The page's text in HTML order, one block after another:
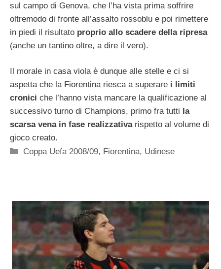
sul campo di Genova, che l’ha vista prima soffrire
oltremodo di fronte all’assalto rossoblu e poi rimettere
in piedi il risultato proprio allo scadere della ripresa
(anche un tantino oltre, a dire il vero).
Il morale in casa viola è dunque alle stelle e ci si
aspetta che la Fiorentina riesca a superare i limiti
cronici che l’hanno vista mancare la qualificazione al
successivo turno di Champions, primo fra tutti la
scarsa vena in fase realizzativarispetto al volume di
gioco creato.
Categorie
Coppa Uefa 2008/09, Fiorentina, Udinese